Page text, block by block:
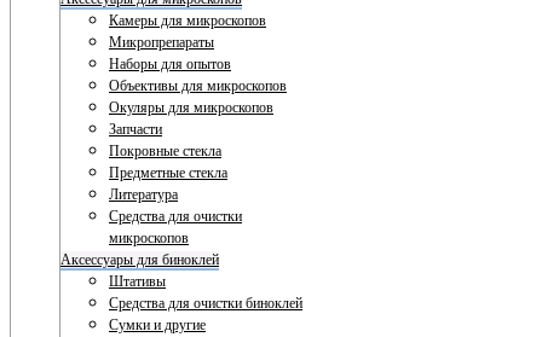
Камеры для микроскопов
Микропрепараты
Наборы для опытов
Объективы для микроскопов
Окуляры для микроскопов
Запчасти
Покровные стекла
Предметные стекла
Литература
Средства для очистки
микроскопов
Аксессуары для биноклей
Штативы
Средства для очистки биноклей
Сумки и другие